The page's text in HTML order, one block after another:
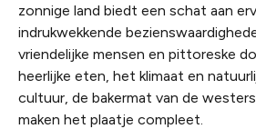
zonnige land biedt een schat aan
indrukwekkende
vriendelijke mensen en pittoreske
heerlijke eten, het klimaat en
cultuur, de bakermat van de
maken het plaatje compleet.